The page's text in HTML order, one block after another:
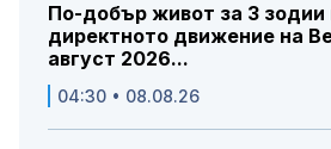
По-добър живот за 3 зодии
директното движение на
август 2026...
04:30 • 08.08.26